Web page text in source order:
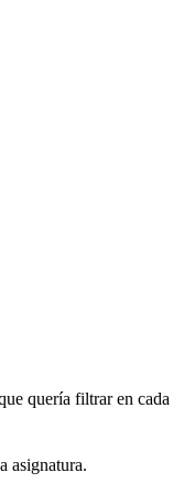
quería filtrar en
asignatura.